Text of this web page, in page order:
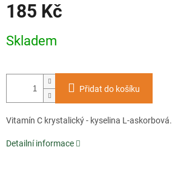
185 Kč
cena:
Skladem
Přidat do košíku
Vitamín C krystalický - kyselina L-askorbová.
Detailní informace